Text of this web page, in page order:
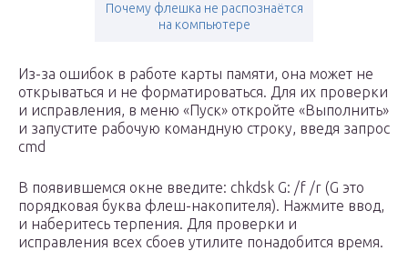
Почему флешка не распознаётся
на компьютере
Из-за ошибок в работе карты памяти, она может не
открываться и не форматироваться. Для их проверки
и исправления, в меню «Пуск» откройте «Выполнить»
и запустите рабочую командную строку, введя запрос
cmd
В появившемся окне введите: chkdsk G: /f /r (G это
порядковая буква флеш-накопителя). Нажмите ввод,
и наберитесь терпения. Для проверки и
исправления всех сбоев утилите понадобится время.